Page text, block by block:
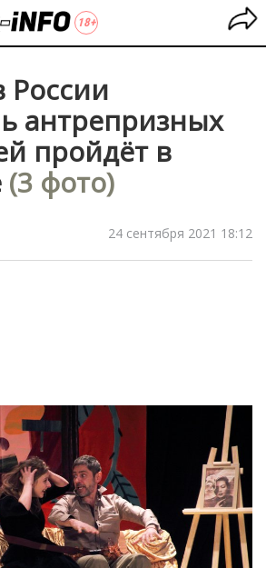
антрепризных
пройдёт в
(3 фото)
24 сентября 2021 18:12